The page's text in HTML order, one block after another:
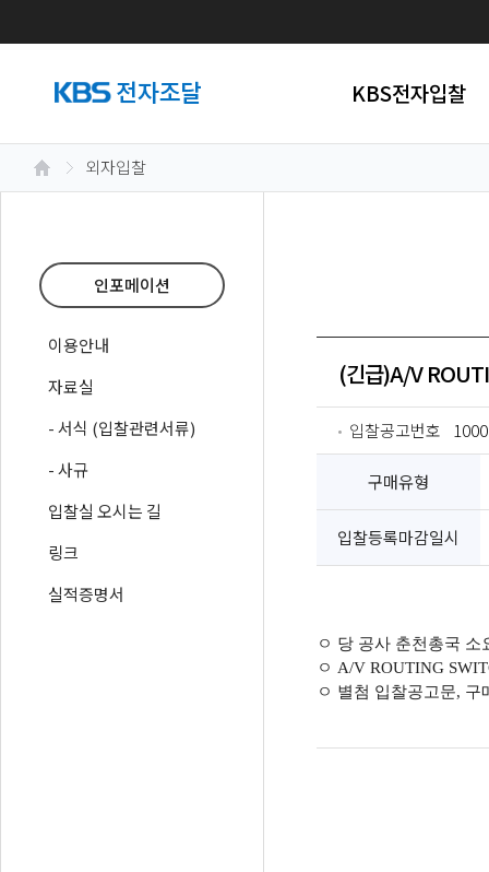
KBS전자입찰
외자입찰
인포메이션
이용안내
자료실
- 서식 (입찰관련서류)
- 사규
입찰실 오시는 길
링크
실적증명서
(긴급)A/V
입찰공고번호
구매유형
입찰등록마감일시
ㅇ 당 공사 춘천총국
ㅇ A/V ROUTING
ㅇ 별첨 입찰공고문,